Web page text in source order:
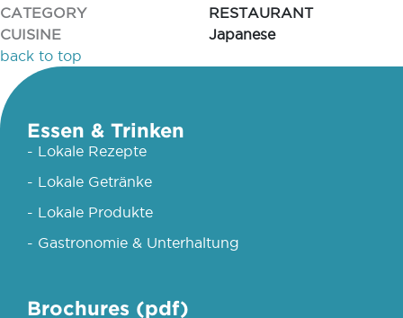
CATEGORY
RESTAURANT
CUISINE
Japanese
back to top
Essen & Trinken
- Lokale Rezepte
- Lokale Getränke
- Lokale Produkte
- Gastronomie & Unterhaltung
Brochures (pdf)